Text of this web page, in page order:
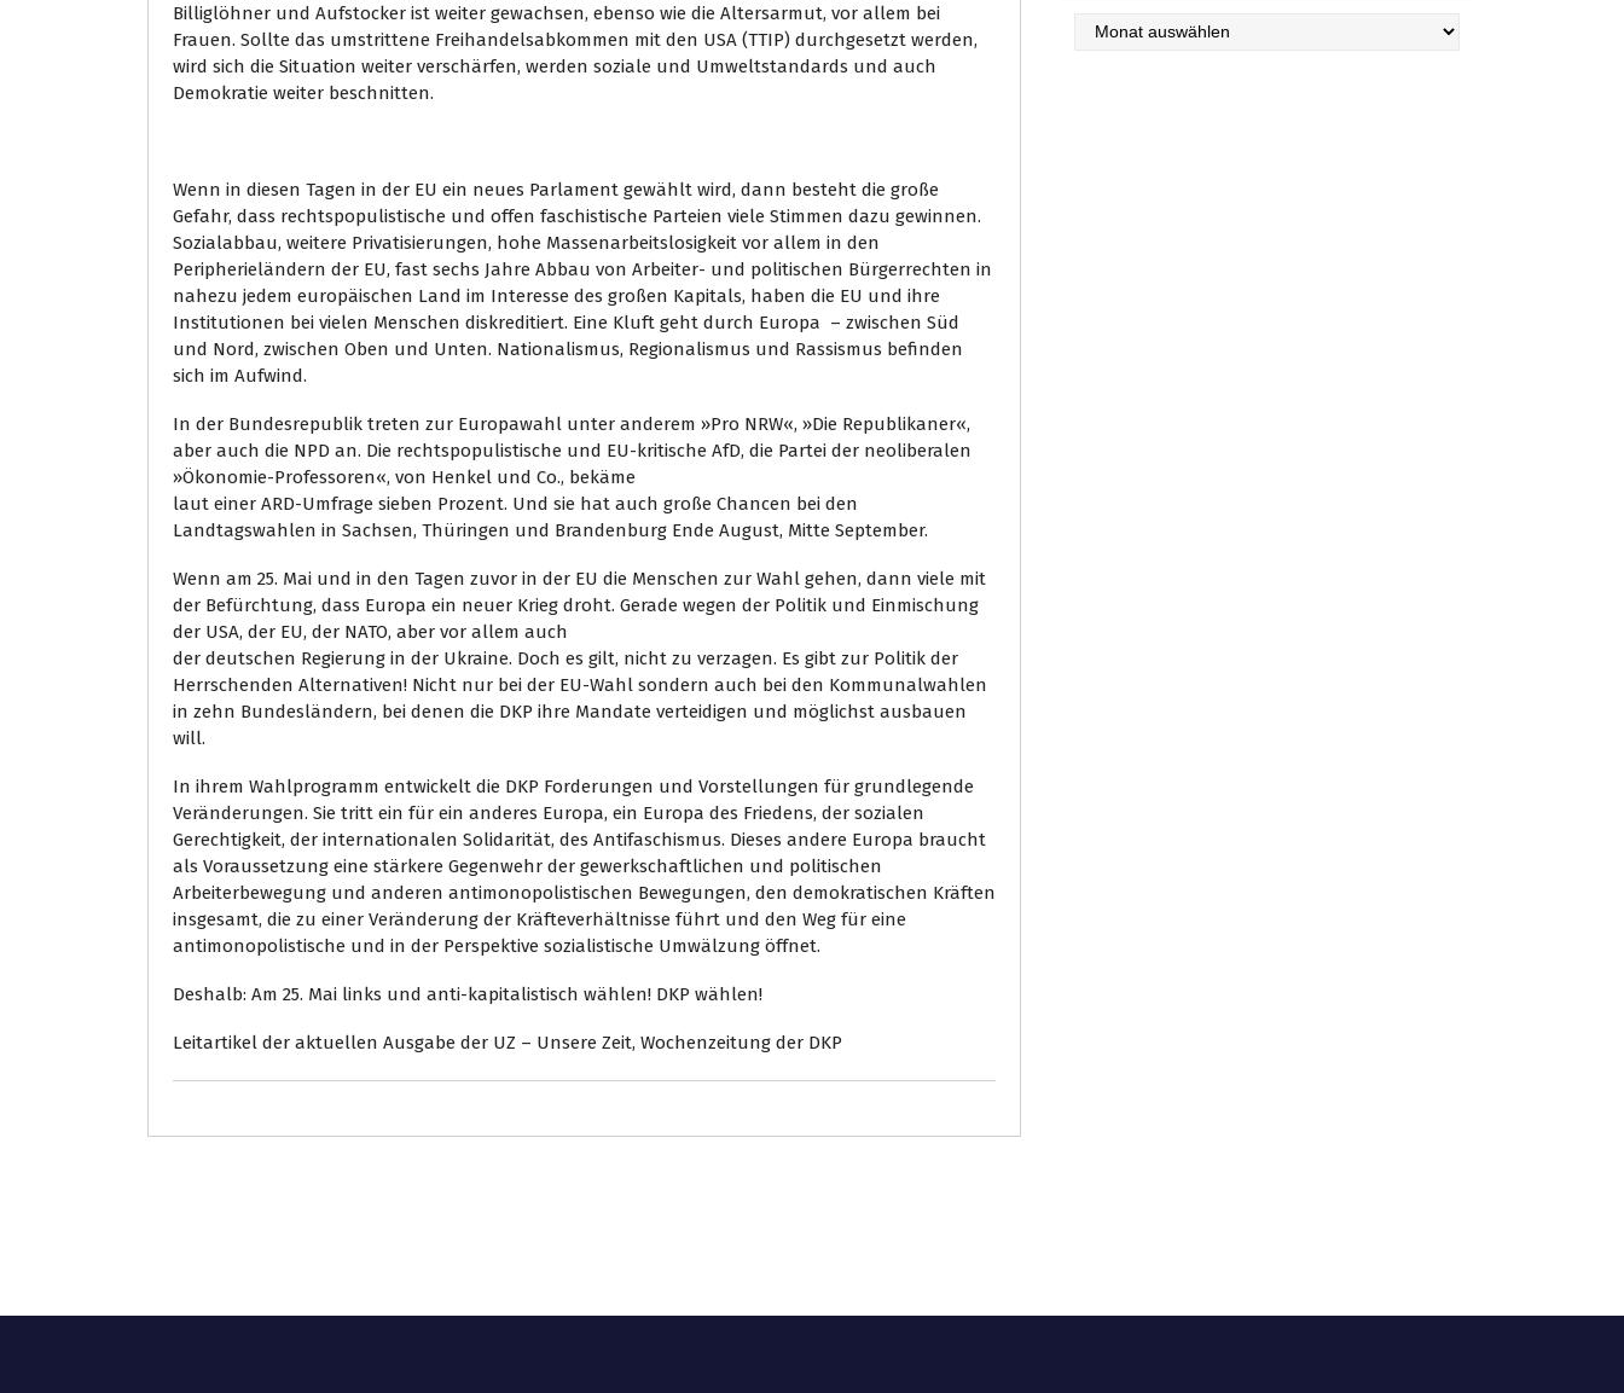
Billiglöhner und Aufstocker ist weiter gewachsen, ebenso wie die Altersarmut, vor allem bei
Frauen. Sollte das umstrittene Freihandelsabkommen mit den USA (TTIP) durchgesetzt werden,
wird sich die Situation weiter verschärfen, werden soziale und Umweltstandards und auch
Demokratie weiter beschnitten.
Wenn in diesen Tagen in der EU ein neues Parlament gewählt wird, dann besteht die große
Gefahr, dass rechtspopulistische und offen faschistische Parteien viele Stimmen dazu gewinnen.
Sozialabbau, weitere Privatisierungen, hohe Massenarbeitslosigkeit vor allem in den
Peripherieländern der EU, fast sechs Jahre Abbau von Arbeiter- und politischen Bürgerrechten in
nahezu jedem europäischen Land im Interesse des großen Kapitals, haben die EU und ihre
Institutionen bei vielen Menschen diskreditiert. Eine Kluft geht durch Europa – zwischen Süd
und Nord, zwischen Oben und Unten. Nationalismus, Regionalismus und Rassismus befinden
sich im Aufwind.
In der Bundesrepublik treten zur Europawahl unter anderem »Pro NRW«, »Die Republikaner«,
aber auch die NPD an. Die rechtspopulistische und EU-kritische AfD, die Partei der neoliberalen
»Ökonomie-Professoren«, von Henkel und Co., bekäme
laut einer ARD-Umfrage sieben Prozent. Und sie hat auch große Chancen bei den
Landtagswahlen in Sachsen, Thüringen und Brandenburg Ende August, Mitte September.
Wenn am 25. Mai und in den Tagen zuvor in der EU die Menschen zur Wahl gehen, dann viele mit
der Befürchtung, dass Europa ein neuer Krieg droht. Gerade wegen der Politik und Einmischung
der USA, der EU, der NATO, aber vor allem auch
der deutschen Regierung in der Ukraine. Doch es gilt, nicht zu verzagen. Es gibt zur Politik der
Herrschenden Alternativen! Nicht nur bei der EU-Wahl sondern auch bei den Kommunalwahlen
in zehn Bundesländern, bei denen die DKP ihre Mandate verteidigen und möglichst ausbauen
will.
In ihrem Wahlprogramm entwickelt die DKP Forderungen und Vorstellungen für grundlegende
Veränderungen. Sie tritt ein für ein anderes Europa, ein Europa des Friedens, der sozialen
Gerechtigkeit, der internationalen Solidarität, des Antifaschismus. Dieses andere Europa braucht
als Voraussetzung eine stärkere Gegenwehr der gewerkschaftlichen und politischen
Arbeiterbewegung und anderen antimonopolistischen Bewegungen, den demokratischen Kräften
insgesamt, die zu einer Veränderung der Kräfteverhältnisse führt und den Weg für eine
antimonopolistische und in der Perspektive sozialistische Umwälzung öffnet.
Deshalb: Am 25. Mai links und anti-kapitalistisch wählen! DKP wählen!
Leitartikel der aktuellen Ausgabe der UZ – Unsere Zeit, Wochenzeitung der DKP
Archiv